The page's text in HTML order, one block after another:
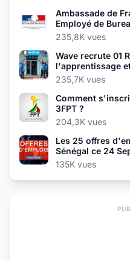
Ambassade de
Employé de
235,8K vues
Wave recrute 01
l'apprentissage
235,7K vues
Comment
3FPT ?
204,3K vues
Les 25 offres
Sénégal ce 24
135K vues